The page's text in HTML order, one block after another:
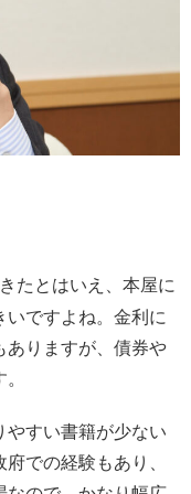
たとはいえ、本屋に
ですよね。金利に
ありますが、債券や
やすい書籍が少ない
での経験もあり、